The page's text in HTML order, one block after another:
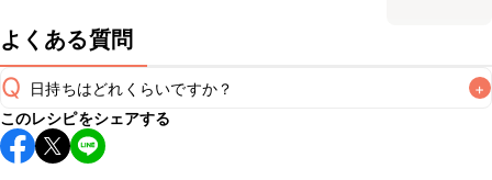
よくある質問
Q 日持ちはどれくらいですか？ +
保存期間は冷蔵で翌日中が目安です。なるべくお早めにお召
し上がりください。
このレシピをシェアする